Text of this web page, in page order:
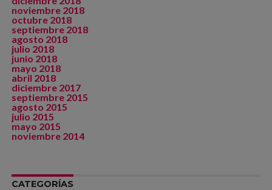
noviembre 2018
octubre 2018
septiembre 2018
agosto 2018
julio 2018
junio 2018
mayo 2018
abril 2018
diciembre 2017
septiembre 2015
agosto 2015
julio 2015
mayo 2015
noviembre 2014
CATEGORÍAS